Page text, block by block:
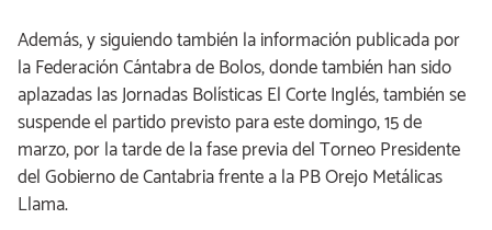
Además, y siguiendo también la información publicada por
la Federación Cántabra de Bolos, donde también han sido
aplazadas las Jornadas Bolísticas El Corte Inglés, también se
suspende el partido previsto para este domingo, 15 de
marzo, por la tarde de la fase previa del Torneo Presidente
del Gobierno de Cantabria frente a la PB Orejo Metálicas
Llama.